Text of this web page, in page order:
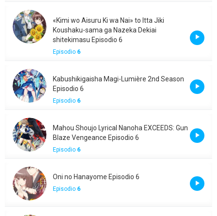
«Kimi wo Aisuru Ki wa Nai» to Itta Jiki
Koushaku-sama ga Nazeka Dekiai
shitekimasu Episodio 6
Episodio 6
Kabushikigaisha Magi-Lumière 2nd Season
Episodio 6
Episodio 6
Mahou Shoujo Lyrical Nanoha EXCEEDS: Gun
Blaze Vengeance Episodio 6
Episodio 6
Oni no Hanayome Episodio 6
Episodio 6